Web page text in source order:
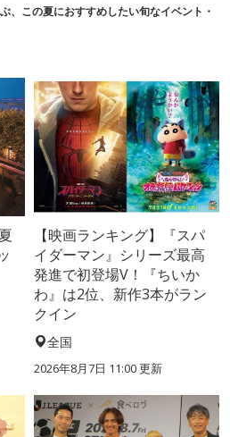
、この夏におすすめしたい旬なイベント・
【映画ランキング】『スパ
イダーマン』シリーズ最高
発進で初登場V！『ちいか
わ』は2位、新作3本がラン
クイン
全国
2026年8月7日 11:00更新